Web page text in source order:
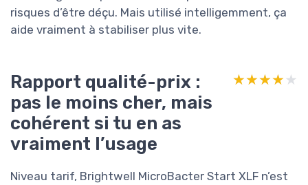
risques d’être déçu. Mais utilisé intelligemment, ça
aide vraiment à stabiliser plus vite.
Rapport qualité-prix :
pas le moins cher, mais
cohérent si tu en as
vraiment l’usage
★★★★★
★★★★★
Niveau tarif, Brightwell MicroBacter Start XLF n’est